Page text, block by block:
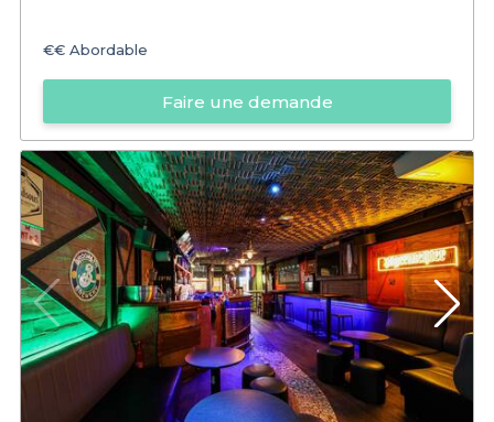
€€ Abordable
Faire une demande